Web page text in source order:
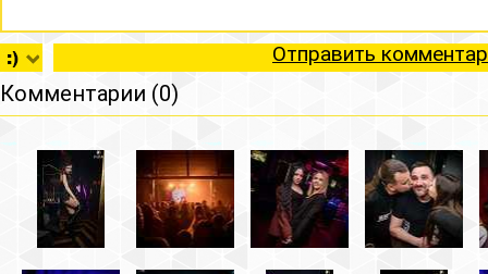
Отправить
Комментарии (0)